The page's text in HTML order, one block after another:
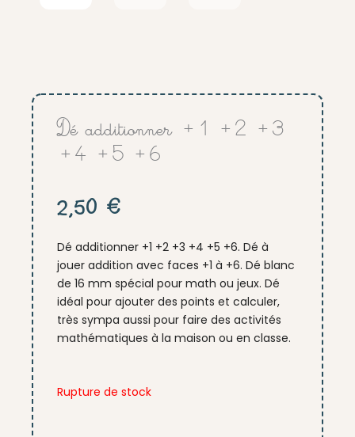
Dé additionner +1 +2 +3
+4 +5 +6
2,50 €
Dé additionner +1 +2 +3 +4 +5 +6. Dé à
jouer addition avec faces +1 à +6. Dé blanc
de 16 mm spécial pour math ou jeux. Dé
idéal pour ajouter des points et calculer,
très sympa aussi pour faire des activités
mathématiques à la maison ou en classe.
Rupture de stock